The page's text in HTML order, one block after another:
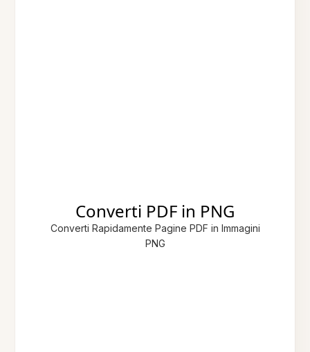
Converti PDF in PNG
Converti Rapidamente Pagine PDF in Immagini
PNG